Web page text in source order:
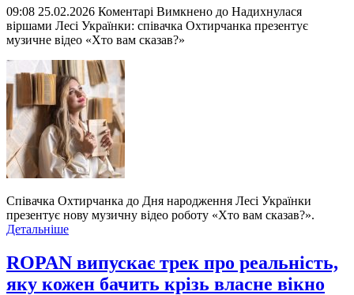
09:08 25.02.2026 Коментарі Вимкнено до Надихнулася
віршами Лесі Українки: співачка Охтирчанка презентує
музичне відео «Хто вам сказав?»
Співачка Охтирчанка до Дня народження Лесі Українки
презентує нову музичну відео роботу «Хто вам сказав?».
Детальніше
ROPAN випускає трек про реальність,
яку кожен бачить крізь власне вікно